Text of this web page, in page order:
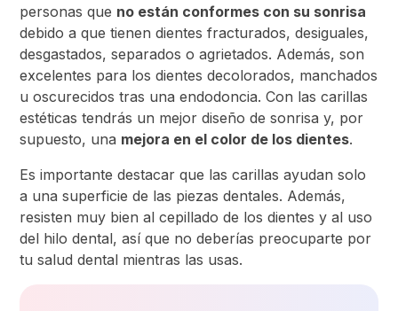
personas que no están conformes con su sonrisa
debido a que tienen dientes fracturados, desiguales,
desgastados, separados o agrietados. Además, son
excelentes para los dientes decolorados, manchados
u oscurecidos tras una endodoncia. Con las carillas
estéticas tendrás un mejor diseño de sonrisa y, por
supuesto, una mejora en el color de los dientes.
Es importante destacar que las carillas ayudan solo
a una superficie de las piezas dentales. Además,
resisten muy bien al cepillado de los dientes y al uso
del hilo dental, así que no deberías preocuparte por
tu salud dental mientras las usas.